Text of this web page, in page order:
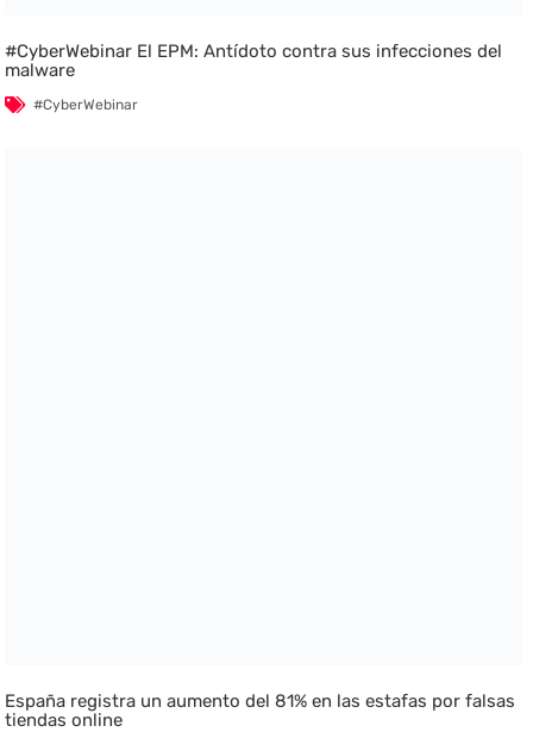
#CyberWebinar El EPM: Antídoto contra sus infecciones del
malware
#CyberWebinar
España registra un aumento del 81% en las estafas por falsas
tiendas online